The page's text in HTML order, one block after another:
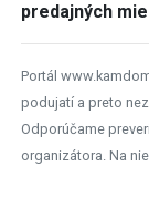
predajných
Portál
podujatí a preto
Odporúčame
organizátora. Na